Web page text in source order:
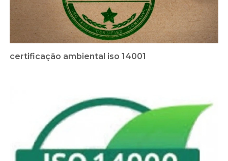
certificação ambiental iso 14001